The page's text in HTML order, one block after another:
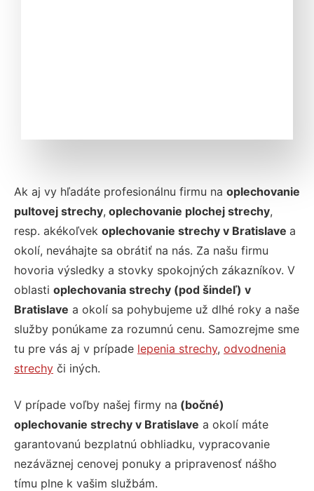
Ak aj vy hľadáte profesionálnu firmu na oplechovanie
pultovej strechy, oplechovanie plochej strechy,
resp. akékoľvek oplechovanie strechy v Bratislave a
okolí, neváhajte sa obrátiť na nás. Za našu firmu
hovoria výsledky a stovky spokojných zákazníkov. V
oblasti oplechovania strechy (pod šindeľ) v
Bratislave a okolí sa pohybujeme už dlhé roky a naše
služby ponúkame za rozumnú cenu. Samozrejme sme
tu pre vás aj v prípade lepenia strechy, odvodnenia
strechy či iných.
V prípade voľby našej firmy na (bočné)
oplechovanie strechy v Bratislave a okolí máte
garantovanú bezplatnú obhliadku, vypracovanie
nezáväznej cenovej ponuky a pripravenosť nášho
tímu plne k vašim službám.